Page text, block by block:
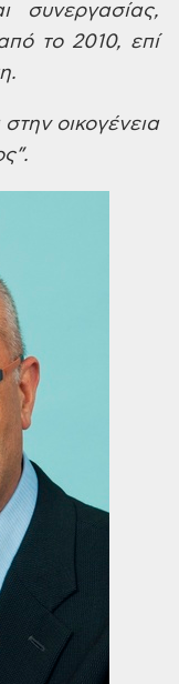
συνεργασίας,
το 2010, επί
στηνοικογένεια